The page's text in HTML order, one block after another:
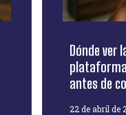
Dónde ver
antes de
22 de abril de